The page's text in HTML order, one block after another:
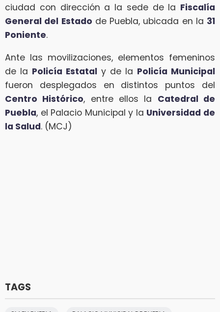
ciudad con dirección a la sede de la Fiscalía
General del Estado de Puebla, ubicada en la 31
Poniente.
Ante las movilizaciones, elementos femeninos
de la Policía Estatal y de la Policía Municipal
fueron desplegados en distintos puntos del
Centro Histórico, entre ellos la Catedral de
Puebla, el Palacio Municipal y la Universidad de
la Salud. (MCJ)
TAGS